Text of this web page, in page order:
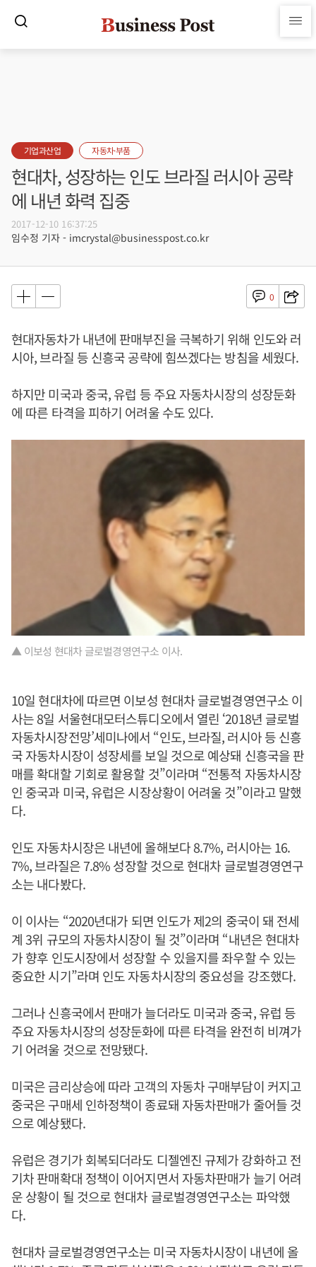
기업과산업 자동차·부품
현대차, 성장하는 인도 브라질 러시아 공략
에 내년 화력 집중
2017-12-10 16:37:25
임수정 기자 - imcrystal@businesspost.co.kr
0
현대자동차가 내년에 판매부진을 극복하기 위해 인도와 러
시아, 브라질 등 신흥국 공략에 힘쓰겠다는 방침을 세웠다.
하지만 미국과 중국, 유럽 등 주요 자동차시장의 성장둔화
에 따른 타격을 피하기 어려울 수도 있다.
▲ 이보성 현대차 글로벌경영연구소 이사.
10일 현대차에 따르면 이보성 현대차 글로벌경영연구소 이
사는 8일 서울현대모터스튜디오에서 열린 ‘2018년 글로벌
자동차시장전망’세미나에서 “인도, 브라질, 러시아 등 신흥
국 자동차시장이 성장세를 보일 것으로 예상돼 신흥국을 판
매를 확대할 기회로 활용할 것”이라며 “전통적 자동차시장
인 중국과 미국, 유럽은 시장상황이 어려울 것”이라고 말했
다.
인도 자동차시장은 내년에 올해보다 8.7%, 러시아는 16.
7%, 브라질은 7.8% 성장할 것으로 현대차 글로벌경영연구
소는 내다봤다.
이 이사는 “2020년대가 되면 인도가 제2의 중국이 돼 전세
계 3위 규모의 자동차시장이 될 것”이라며 “내년은 현대차
가 향후 인도시장에서 성장할 수 있을지를 좌우할 수 있는
중요한 시기”라며 인도 자동차시장의 중요성을 강조했다.
그러나 신흥국에서 판매가 늘더라도 미국과 중국, 유럽 등
주요 자동차시장의 성장둔화에 따른 타격을 완전히 비껴가
기 어려울 것으로 전망됐다.
미국은 금리상승에 따라 고객의 자동차 구매부담이 커지고
중국은 구매세 인하정책이 종료돼 자동차판매가 줄어들 것
으로 예상됐다.
유럽은 경기가 회복되더라도 디젤엔진 규제가 강화하고 전
기차 판매확대 정책이 이어지면서 자동차판매가 늘기 어려
운 상황이 될 것으로 현대차 글로벌경영연구소는 파악했
다.
현대차 글로벌경영연구소는 미국 자동차시장이 내년에 올